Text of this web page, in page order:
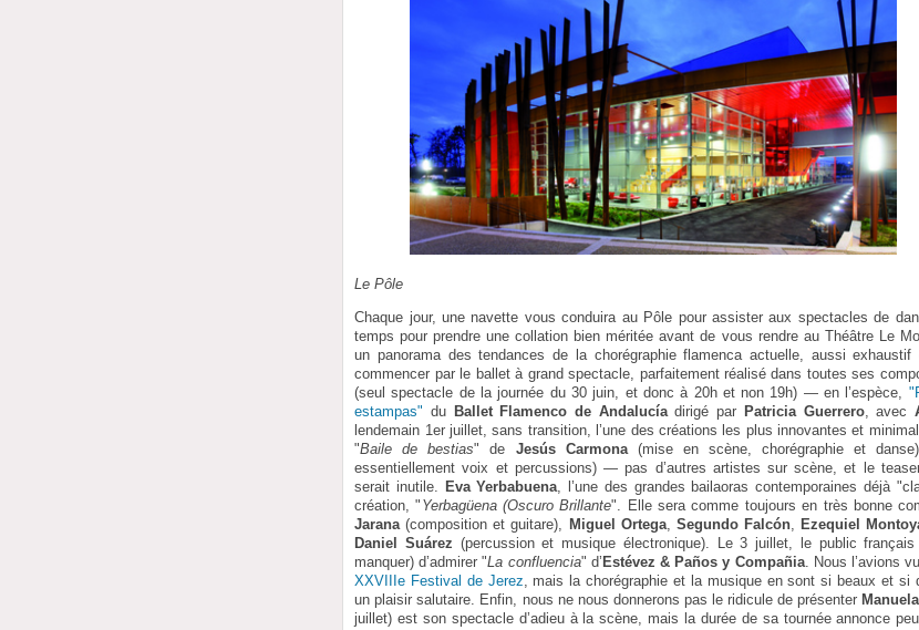
Le Pôle
Chaque jour, une navette vous conduira au Pôle pour assister aux spectacles de
temps pour prendre une collation bien méritée avant de vous rendre au Théâtre Le
un panorama des tendances de la chorégraphie flamenca actuelle, aussi
commencer par le ballet à grand spectacle, parfaitement réalisé dans toutes ses
(seul spectacle de la journée du 30 juin, et donc à 20h et non 19h) — en l’espèce,
estampas" du Ballet Flamenco de Andalucíadirigé par Patricia Guerrero, avec
lendemain 1er juillet, sans transition, l’une des créations les plus innovantes et
"Baile de bestias" de Jesús Carmona(mise en scène, chorégraphie et
essentiellement voix et percussions) — pas d’autres artistes sur scène, et le
serait inutile. Eva Yerbabuena, l’une des grandes bailaoras contemporaines déjà
création, " Yerbagüena (Oscuro Brillante". Elle sera comme toujours en très bonne
Jarana(composition et guitare), Miguel Ortega, Segundo Falcón, Ezequiel
Daniel Suárez (percussion et musique électronique). Le 3 juillet, le public
manquer) d’admirer "La confluencia" d’ Estévez & Paños y Compañia. Nous l’avions
XXVIIIe Festival de Jerez, mais la chorégraphie et la musique en sont si beaux et si
un plaisir salutaire. Enfin, nous ne nous donnerons pas le ridicule de présenter
juillet) est son spectacle d’adieu à la scène, mais la durée de sa tournée annonce